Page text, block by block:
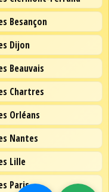
Besançon
Dijon
Beauvais
Chartres
Orléans
Nantes
Lille
Paris